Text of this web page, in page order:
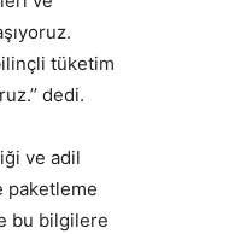
tüketim
dedi.
ve adil
paketleme
bu bilgilere